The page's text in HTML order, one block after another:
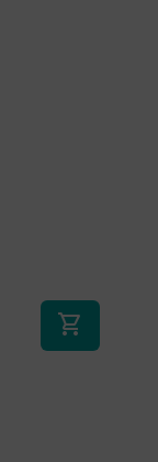
shopping_cart